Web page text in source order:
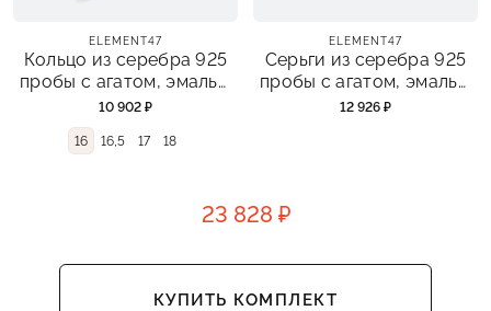
ELEMENT47
Кольцо из серебра 925
пробы с агатом, эмалью
и фианитами
10 902 ₽
16 16,5 17 18
ELEMENT47
Серьги из серебра 925
пробы с агатом, эмалью
и фианитами
12 926 ₽
23 828 ₽
КУПИТЬ КОМПЛЕКТ